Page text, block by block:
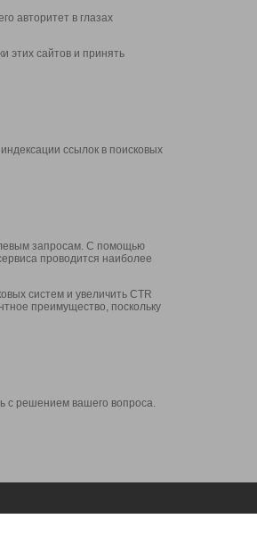
авторитет в глазах
этих сайтов и принять
ссылок в поисковых
запросам. С помощью
проводится наиболее
систем и увеличить CTR
преимущество, поскольку
с решением вашего вопроса.